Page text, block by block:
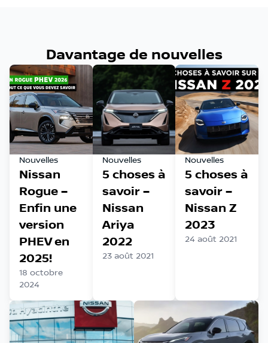
Davantage de nouvelles
Nouvelles
Nissan
Rogue –
Enfin une
version
PHEV en
2025!
18 octobre
2024
Nouvelles
5 choses à
savoir –
Nissan
Ariya
2022
23 août 2021
Nouvelles
5 choses à
savoir –
Nissan Z
2023
24 août 2021